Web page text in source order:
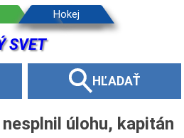
HĽADAŤ
úlohu, kapitán